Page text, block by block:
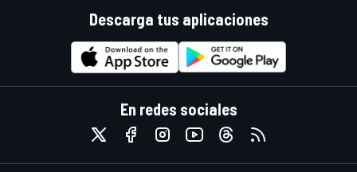
Descarga tus aplicaciones
En redes sociales